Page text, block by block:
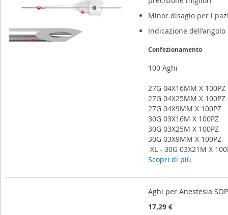
Minor disagio per i
Indicazione
Confezionamento
100 Aghi
27G 04X16MM X 100PZ
27G 04X25MM X 100PZ
27G 04X9MM X 100PZ
30G 03X16M X 100PZ
30G 03X25M X 100PZ
30G 03X9MM X 100PZ
XL - 30G 03X21M X
Scopri di più
Aghi per Anestesia
17,29 €